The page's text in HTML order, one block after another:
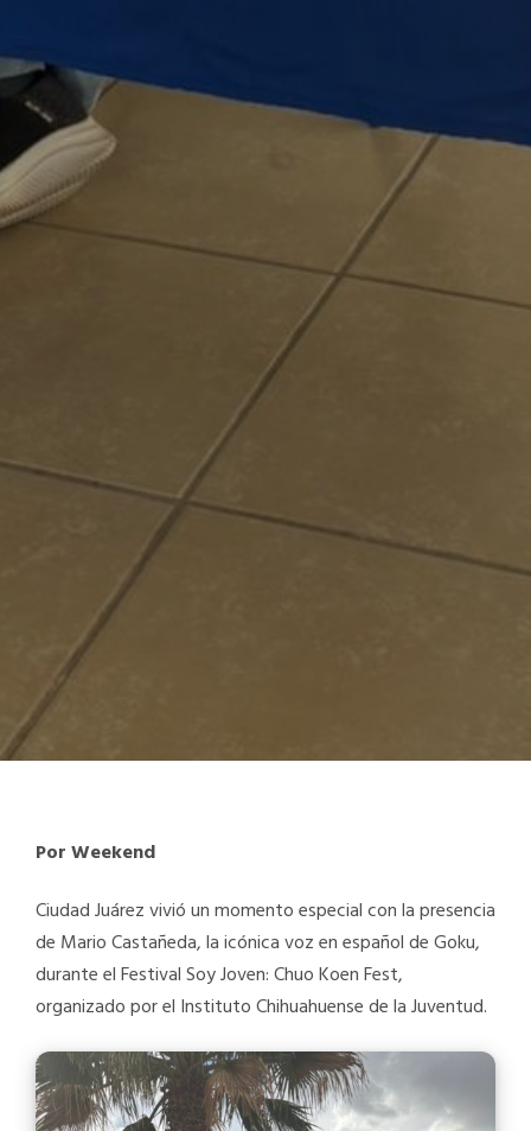
Por Weekend
Ciudad Juárez vivió un momento especial con la presencia
de Mario Castañeda, la icónica voz en español de Goku,
durante el Festival Soy Joven: Chuo Koen Fest,
organizado por el Instituto Chihuahuense de la Juventud.